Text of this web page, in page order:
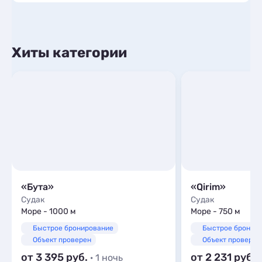
Хиты категории
«Бута»
Судак
Море - 1000 м
Быстрое бронирование
Объект проверен
от 3 395 · 1 ночь
«Qirim»
Судак
Море - 750 м
Быстрое
Объект проверен
от 2 231